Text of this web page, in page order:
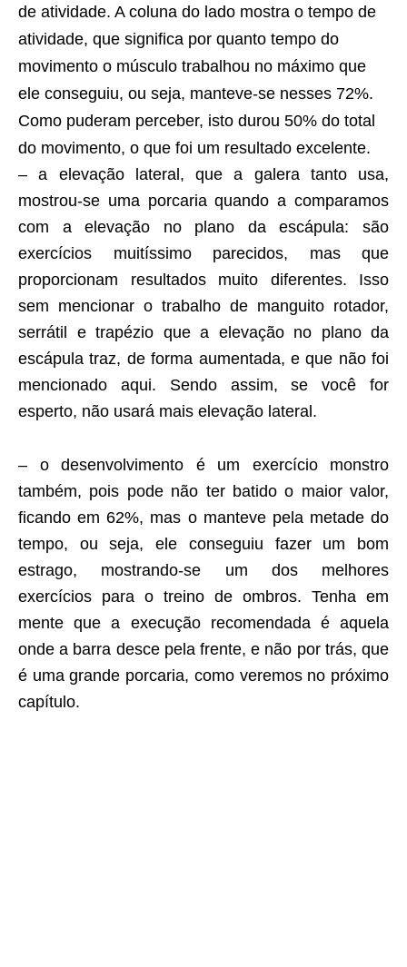
de atividade. A coluna do lado mostra o tempo de
atividade, que significa por quanto tempo do
movimento o músculo trabalhou no máximo que
ele conseguiu, ou seja, manteve-se nesses 72%.
Como puderam perceber, isto durou 50% do total
do movimento, o que foi um resultado excelente.
– a elevação lateral, que a galera tanto usa,
mostrou-se uma porcaria quando a comparamos
com a elevação no plano da escápula: são
exercícios muitíssimo parecidos, mas que
proporcionam resultados muito diferentes. Isso
sem mencionar o trabalho de manguito rotador,
serrátil e trapézio que a elevação no plano da
escápula traz, de forma aumentada, e que não foi
mencionado aqui. Sendo assim, se você for
esperto, não usará mais elevação lateral.
– o desenvolvimento é um exercício monstro
também, pois pode não ter batido o maior valor,
ficando em 62%, mas o manteve pela metade do
tempo, ou seja, ele conseguiu fazer um bom
estrago, mostrando-se um dos melhores
exercícios para o treino de ombros. Tenha em
mente que a execução recomendada é aquela
onde a barra desce pela frente, e não por trás, que
é uma grande porcaria, como veremos no próximo
capítulo.